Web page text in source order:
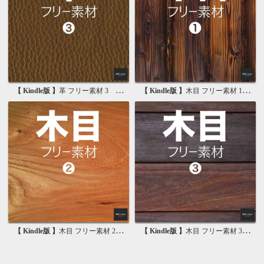
【 Kindle版 】 革 フリー素材 3 無料で使える背景素材集 【 Kindle版 】 木目 フリー素材 1 無料で使える写真素材集
【 Kindle版 】 木目 フリー素材 2 無料で使える画像素材集 【 Kindle版 】 木目 フリー素材 3 無料で使える背景素材集